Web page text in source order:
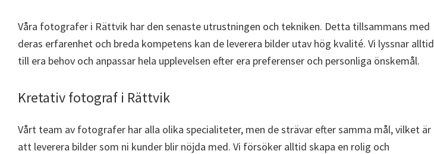
Våra fotografer i Rättvik har den senaste utrustningen och tekniken. Detta tillsammans med
deras erfarenhet och breda kompetens kan de leverera bilder utav hög kvalité. Vi lyssnar alltid
till era behov och anpassar hela upplevelsen efter era preferenser och personliga önskemål.
Kretativ fotograf i Rättvik
Vårt team av fotografer har alla olika specialiteter, men de strävar efter samma mål, vilket är
att leverera bilder som ni kunder blir nöjda med. Vi försöker alltid skapa en rolig och